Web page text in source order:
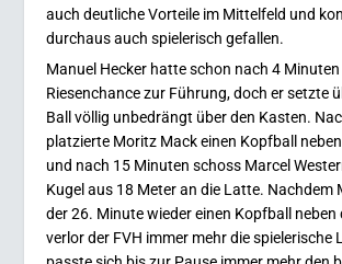
auch deutliche Vorteile im Mittelfeld und
durchaus auch spielerisch gefallen.
Manuel Hecker hatte schon nach 4 Minuten
Riesenchance zur Führung, doch er setzte
Ball völlig unbedrängt über den Kasten.
platzierte Moritz Mack einen Kopfball
und nach 15 Minuten schoss Marcel
Kugel aus 18 Meter an die Latte. Nachdem
der 26. Minute wieder einen Kopfball neben
verlor der FVH immer mehr die spielerische